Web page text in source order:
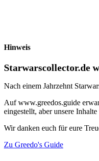
Hinweis
Starwarscollector.de
Nach einem Jahrzehnt
Auf www.greedos.guide
eingestellt, aber unsere
Wir danken euch für eure
Zu Greedo's Guide